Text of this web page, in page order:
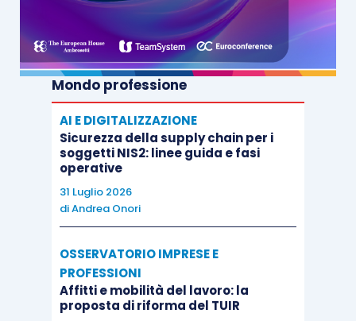
Mondo professione
AI E DIGITALIZZAZIONE
Sicurezza della supply chain per i
soggetti NIS2: linee guida e fasi
operative
31 Luglio 2026
diAndrea Onori
OSSERVATORIO IMPRESE E
PROFESSIONI
Affitti e mobilità del lavoro: la
proposta di riforma del TUIR